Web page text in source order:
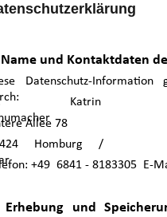
und Kontaktdaten
Datenschutz-
Katrin
Allee 78
Homburg /
+49  6841 - 8183305  E-
Erhebung und